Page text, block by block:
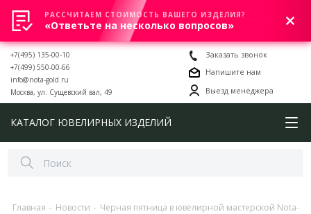
0
+7(495) 135-00-10
+7(499) 550-00-66
info@nota-gold.ru
Москва, ул. Сущевский вал, 49
Заказать звонок
Напишите нам
Выезд менеджера
КАТАЛОГ ЮВЕЛИРНЫХ ИЗДЕЛИЙ
Главная - Новости - Черная пятница в ювелирной мастерской Nota-
РАССЧИТАЕМ СТОИМОСТЬ ВАШЕГО ИЗДЕЛИЯ?
«Ответьте на несколько вопросов»